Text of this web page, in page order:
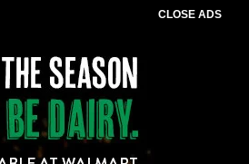
CLOSE ADS